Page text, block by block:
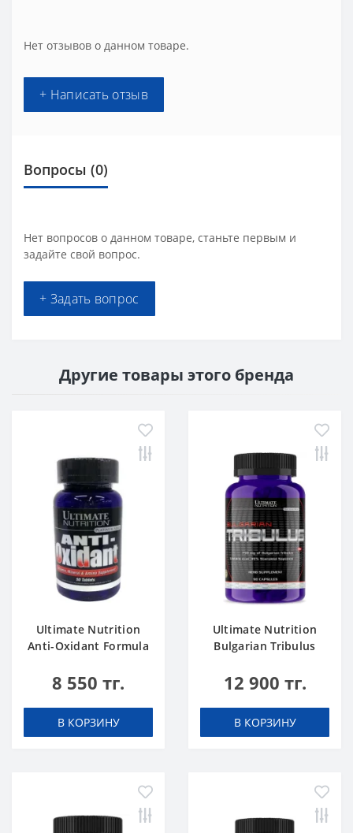
Нет отзывов о данном товаре.
+ Написать отзыв
Вопросы (0)
Нет вопросов о данном товаре, станьте первым и
задайте свой вопрос.
+ Задать вопрос
Другие товары этого бренда
Ultimate Nutrition
Anti-Oxidant Formula
8 550 тг.
В КОРЗИНУ
Ultimate Nutrition
Bulgarian Tribulus
12 900 тг.
В КОРЗИНУ